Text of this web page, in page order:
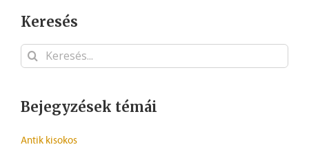
Keresés
Keresés...
Bejegyzések témái
Antik kisokos